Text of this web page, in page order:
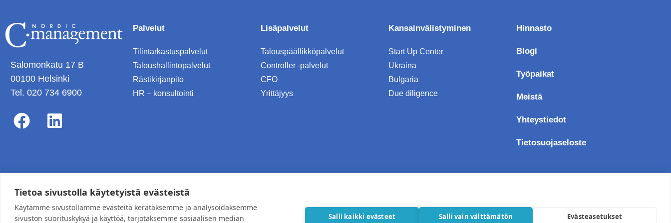
Salomonkatu 17 B
00100 Helsinki
Tel. 020 734 6900
F
b
o
L
e
d
Palvelut
Tilintarkastuspalvelut
Taloushallintopalvelut
Rästikirjanpito
HR – konsultointi
Lisäpalvelut
Talouspäällikköpalvelut
Controller -palvelut
CFO
Yrittäjyys
Kansainvälistyminen
Start Up Center
Ukraina
Bulgaria
Due diligence
Hinnasto
Blogi
Työpaikat
Meistä
Yhteystiedot
Tietosuojaseloste
Tietoa sivustolla käytetyistä evästeistä
Käytämme sivustollamme evästeitä kerätäksemme ja analysoidaksemme
sivuston suorituskykyä ja käyttöä, tarjotaksemme sosiaalisen median
Salli kaikki evästeet Salli vain välttämätön Evästeasetukset